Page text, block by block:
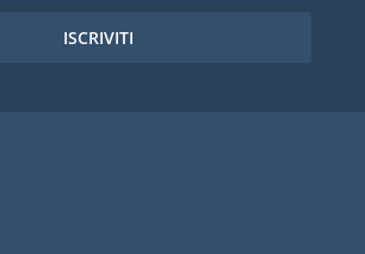
ISCRIVITI